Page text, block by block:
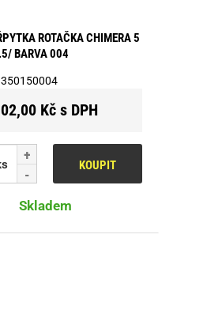
ROTAČKA CHIMERA 5
BARVA 004
350150004
Kč s DPH
KOUPIT
Skladem